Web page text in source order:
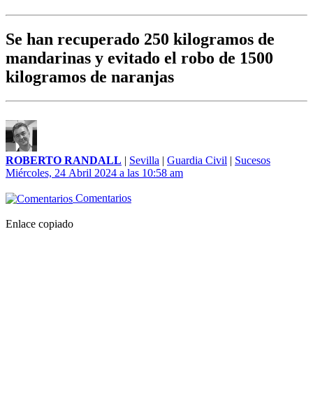
Se han recuperado 250 kilogramos de
mandarinas y evitado el robo de 1500
kilogramos de naranjas
ROBERTO RANDALL | Sevilla | Guardia Civil | Sucesos
Miércoles, 24 Abril 2024 a las 10:58 am
Comentarios
Enlace copiado